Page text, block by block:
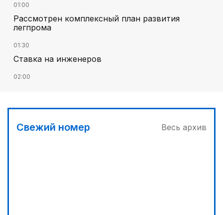
01:00
Рассмотрен комплексный план развития
легпрома
01:30
Ставка на инженеров
02:00
02:30
Программа модернизации – в действии
Свежий номер Весь архив